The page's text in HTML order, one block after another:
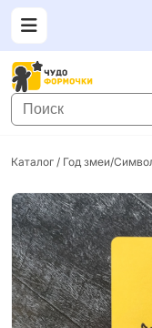
Каталог / Год змеи/